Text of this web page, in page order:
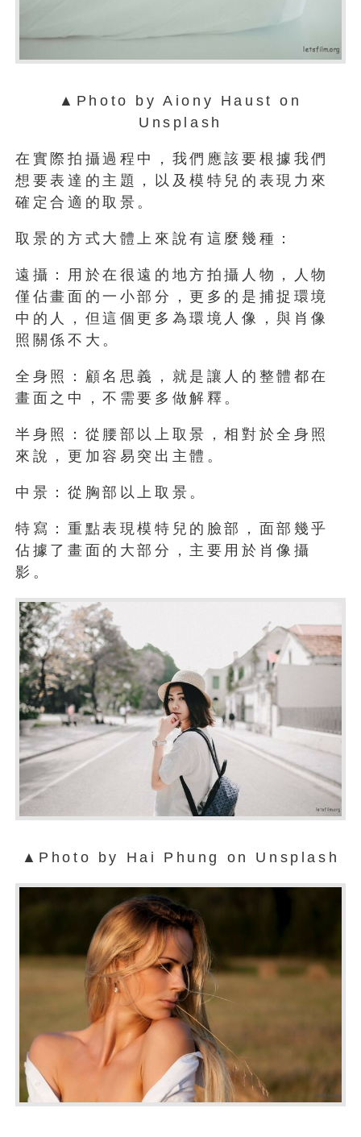
▲Photo by Aiony Haust on
Unsplash
在實際拍攝過程中，我們應該要根據我們
想要表達的主題，以及模特兒的表現力來
確定合適的取景。
取景的方式大體上來說有這麼幾種：
遠攝：用於在很遠的地方拍攝人物，人物
僅佔畫面的一小部分，更多的是捕捉環境
中的人，但這個更多為環境人像，與肖像
照關係不大。
全身照：顧名思義，就是讓人的整體都在
畫面之中，不需要多做解釋。
半身照：從腰部以上取景，相對於全身照
來說，更加容易突出主體。
中景：從胸部以上取景。
特寫：重點表現模特兒的臉部，面部幾乎
佔據了畫面的大部分，主要用於肖像攝
影。
▲Photo by Hai Phung on Unsplash